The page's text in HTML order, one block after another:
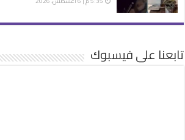
تابعنا على فيسبوك